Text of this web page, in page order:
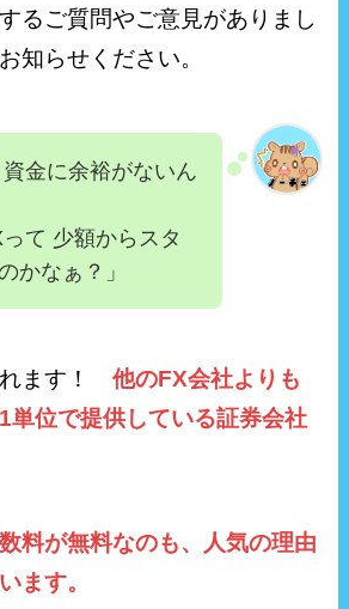
るご質問やご意見がありまし
知らせください。
資金に余裕がないん
て 少額からスタ
かなぁ？」
れます！他のFX会社よりも
単位で提供している証券会社
料が無料なのも、人気の理由
ます。